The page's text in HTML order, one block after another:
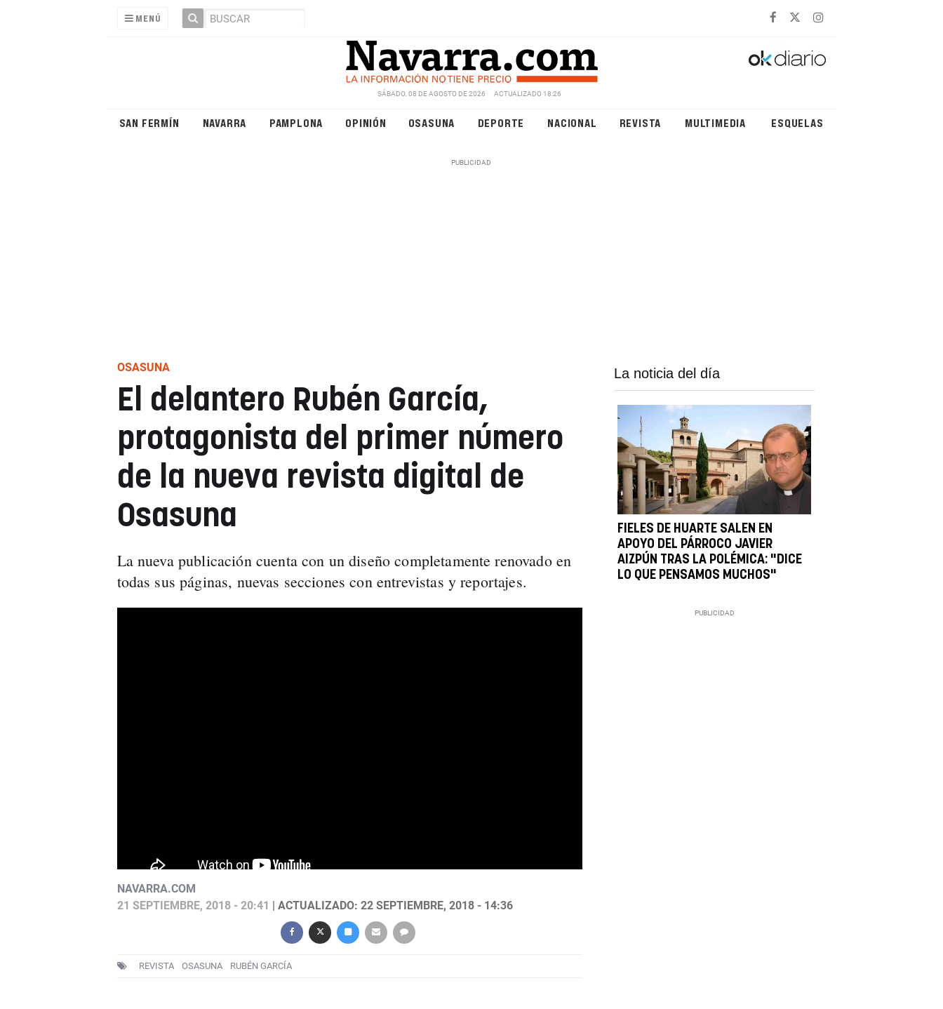
MENÚ
SÁBADO, 08 DE AGOSTO DE 2026 ACTUALIZADO 18:26
SAN FERMÍN NAVARRA PAMPLONA OPINIÓN OSASUNA DEPORTE NACIONAL REVISTA MULTIMEDIA ESQUELAS
OSASUNA
El delantero Rubén García,
protagonista del primer número
de la nueva revista digital de
Osasuna
La nueva publicación cuenta con un diseño completamente renovado en
todas sus páginas, nuevas secciones con entrevistas y reportajes.
NAVARRA.COM
21 SEPTIEMBRE, 2018 - 20:41 | ACTUALIZADO: 22 SEPTIEMBRE, 2018 - 14:36
REVISTA OSASUNA RUBÉN GARCÍA
La noticia del día
FIELES DE HUARTE SALEN EN
APOYO DEL PÁRROCO JAVIER
AIZPÚN TRAS LA POLÉMICA: "DICE
LO QUE PENSAMOS MUCHOS"